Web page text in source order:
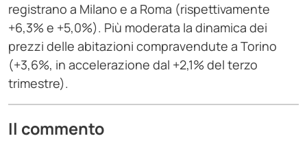
registrano a Milano e a Roma (rispettivamente
+6,3% e +5,0%). Più moderata la dinamica dei
prezzi delle abitazioni compravendute a Torino
(+3,6%, in accelerazione dal +2,1% del terzo
trimestre).
Il commento